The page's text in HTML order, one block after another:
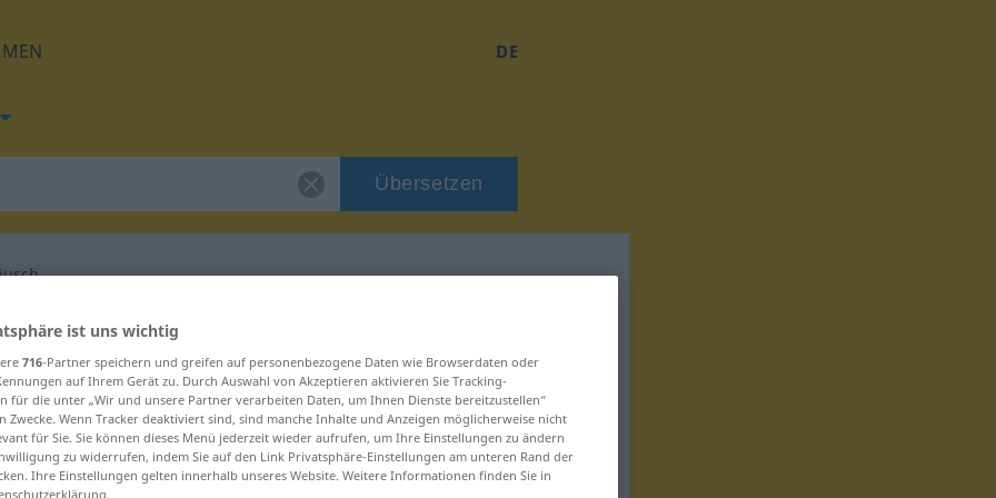
DE
Übersetzen
für "Nebengeräusch"
ist uns wichtig
716-Partner speichern und greifen auf personenbezogene Daten wie Browserdaten oder
auf Ihrem Gerät zu. Durch Auswahl von Akzeptieren aktivieren Sie Tracking-
für die unter „Wir und unsere Partner verarbeiten Daten, um Ihnen Dienste bereitzustellen“
Zwecke. Wenn Tracker deaktiviert sind, sind manche Inhalte und Anzeigen möglicherweise nicht
für Sie. Sie können dieses Menü jederzeit wieder aufrufen, um Ihre Einstellungen zu ändern
zu widerrufen, indem Sie auf den Link Privatsphäre-Einstellungen am unteren Rand der
Ihre Einstellungen gelten innerhalb unseres Website. Weitere Informationen finden Sie in